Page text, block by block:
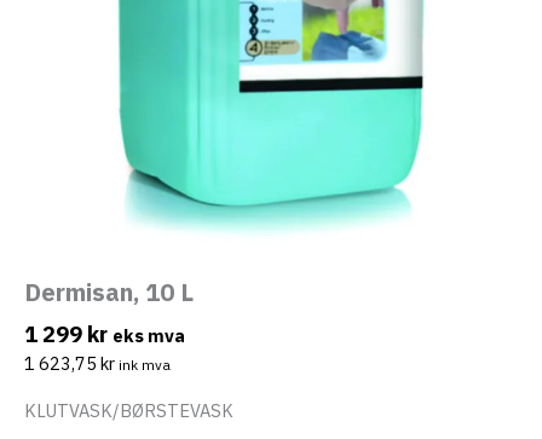
Dermisan, 10 L
1 299 kr eks mva
1 623,75 kr ink mva
KLUTVASK/BØRSTEVASK